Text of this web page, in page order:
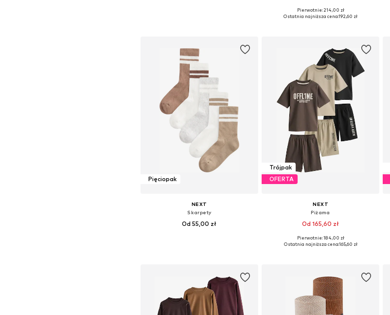
Dostępne w różnych rozmiarach
Pierwotnie: 214,00 zł
Ostatnia najniższa cena:192,60 zł
Pięciopak
NEXT
Skarpety
Od 55,00 zł
Trójpak
OFERTA
NEXT
Piżama
Od 165,60 zł
+3
Dostępne w różnych rozmiarach
Pierwotnie: 184,00 zł
Ostatnia najniższa cena:165,60 zł